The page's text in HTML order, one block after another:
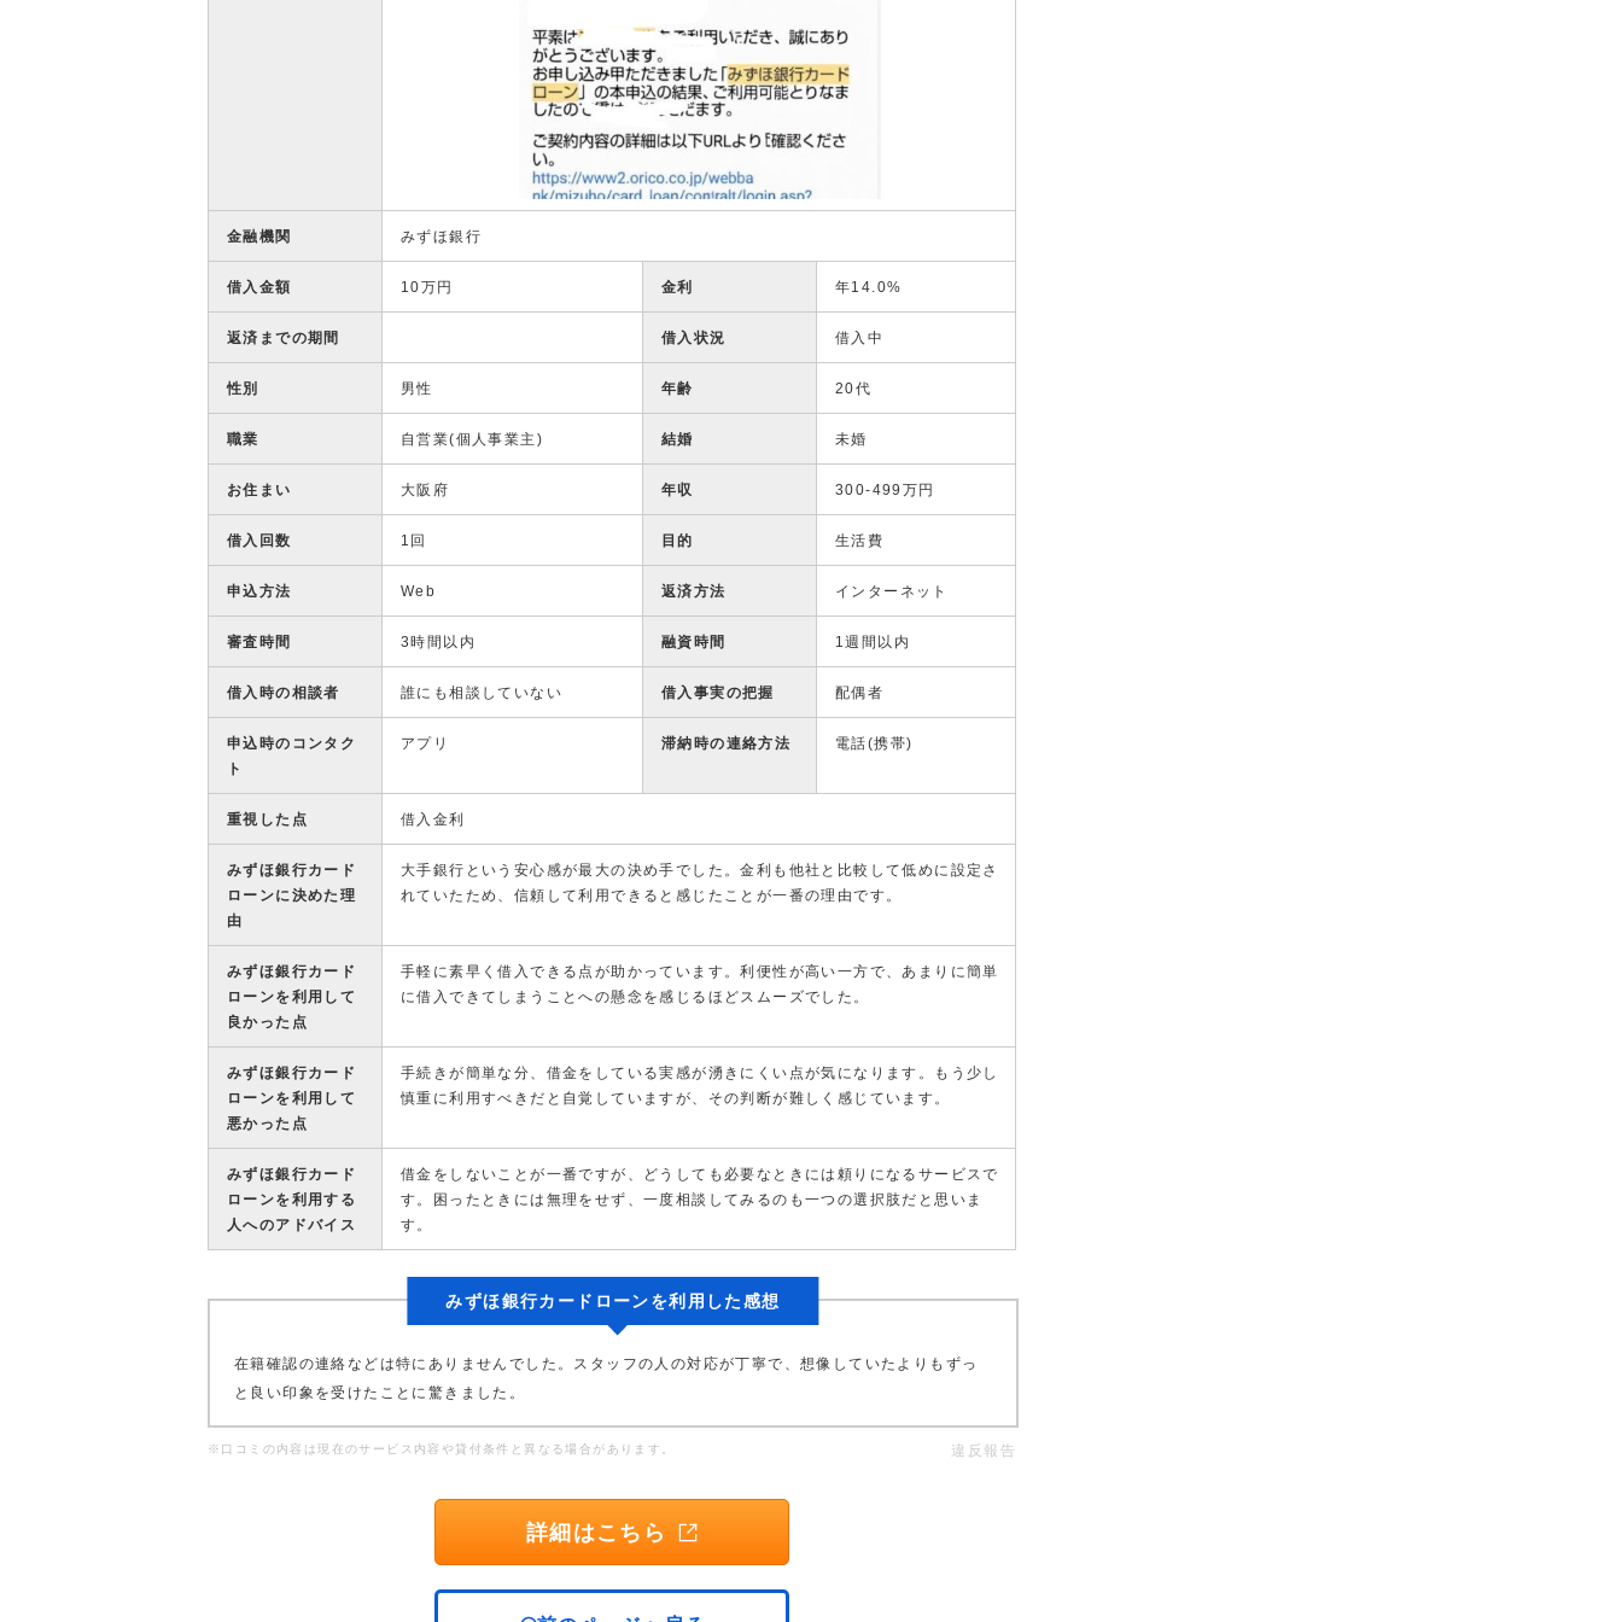
金融機関 みずほ銀行
借入金額 10万円 金利 年14.0%
返済までの期間 借入状況 借入中
性別 男性 年齢 20代
職業 自営業(個人事業主) 結婚 未婚
お住まい 大阪府 年収 300-499万円
借入回数 1回 目的 生活費
申込方法 Web 返済方法 インターネット
審査時間 3時間以内 融資時間 1週間以内
借入時の相談者 誰にも相談していない 借入事実の把握 配偶者
申込時のコンタク
ト
アプリ 滞納時の連絡方法 電話(携帯)
重視した点 借入金利
みずほ銀行カード
ローンに決めた理
由
大手銀行という安心感が最大の決め手でした。金利も他社と比較して低めに設定さ
れていたため、信頼して利用できると感じたことが一番の理由です。
みずほ銀行カード
ローンを利用して
良かった点
手軽に素早く借入できる点が助かっています。利便性が高い一方で、あまりに簡単
に借入できてしまうことへの懸念を感じるほどスムーズでした。
みずほ銀行カード
ローンを利用して
悪かった点
手続きが簡単な分、借金をしている実感が湧きにくい点が気になります。もう少し
慎重に利用すべきだと自覚していますが、その判断が難しく感じています。
みずほ銀行カード
ローンを利用する
人へのアドバイス
借金をしないことが一番ですが、どうしても必要なときには頼りになるサービスで
す。困ったときには無理をせず、一度相談してみるのも一つの選択肢だと思いま
す。
みずほ銀行カードローンを利用した感想
在籍確認の連絡などは特にありませんでした。スタッフの人の対応が丁寧で、想像していたよりもずっ
と良い印象を受けたことに驚きました。
※口コミの内容は現在のサービス内容や貸付条件と異なる場合があります。 違反報告
詳細はこちら